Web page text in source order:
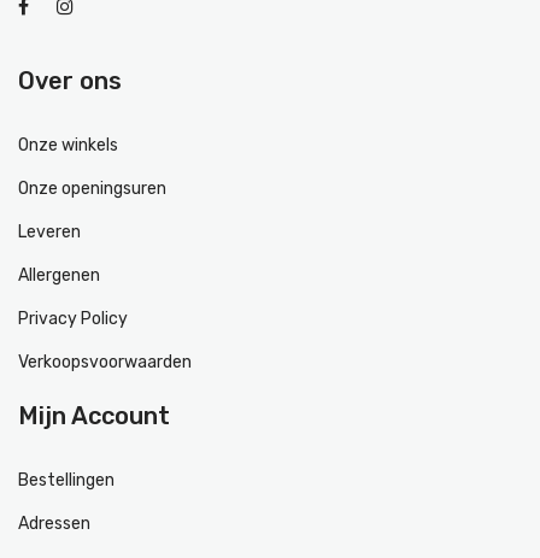
Over ons
Onze winkels
Onze openingsuren
Leveren
Allergenen
Privacy Policy
Verkoopsvoorwaarden
Mijn Account
Bestellingen
Adressen